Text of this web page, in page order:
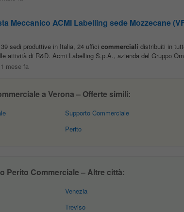
Meccanico ACMI Labelling sede Mozzecane
sedi produttive in Italia, 24 uffici commerciali distribuiti in
attività di R&D. Acmi Labelling S.p.A., azienda del Gruppo
1 mese fa
a Verona – Offerte simili:
Supporto Commerciale
Perito
Perito Commerciale – Altre città:
Venezia
Treviso